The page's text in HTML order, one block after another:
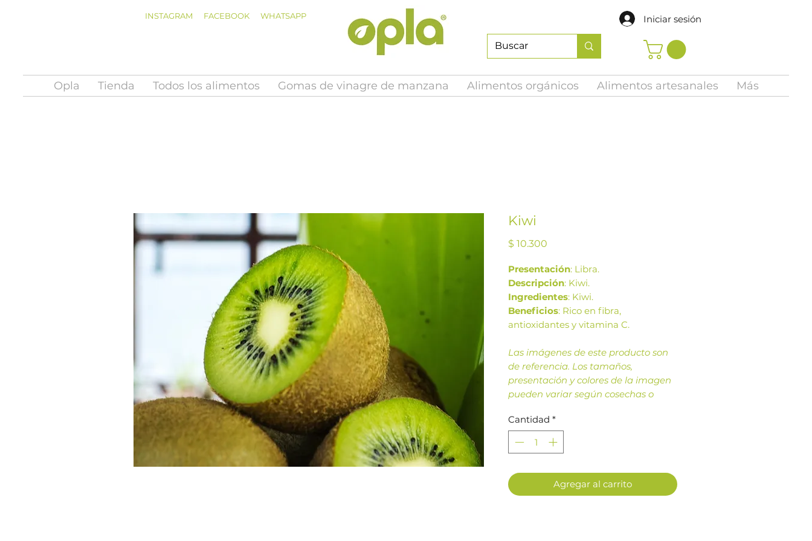
INSTAGRAM FACEBOOK WHATSAPP Iniciar sesión
Opla Tienda Todos los alimentos Gomas de vinagre de manzana Alimentos orgánicos Alimentos artesanales Más
Kiwi
$ 10.300
Presentación: Libra.
Descripción: Kiwi.
Ingredientes: Kiwi.
Beneficios: Rico en fibra,
antioxidantes y vitamina C.
Las imágenes de este producto son
de referencia. Los tamaños,
presentación y colores de la imagen
pueden variar según cosechas o
Cantidad *
Agregar al carrito